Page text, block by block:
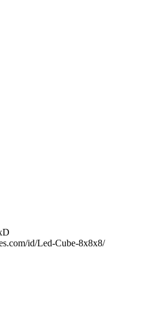
id/Led-Cube-8x8x8/